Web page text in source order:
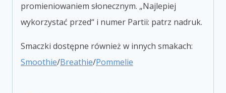
promieniowaniem słonecznym. „Najlepiej
wykorzystać przed“ i numer Partii: patrz nadruk.
Smaczki dostępne również w innych smakach:
Smoothie/Breathie/Pommelie